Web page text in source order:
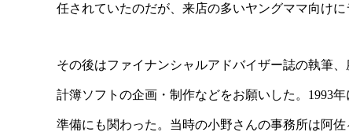
任されていたのだが、来店の多いヤングママ向け
その後はファイナンシャルアドバイザー誌の執筆
計簿ソフトの企画・制作などをお願いした。1993
準備にも関わった。当時の小野さんの事務所は阿